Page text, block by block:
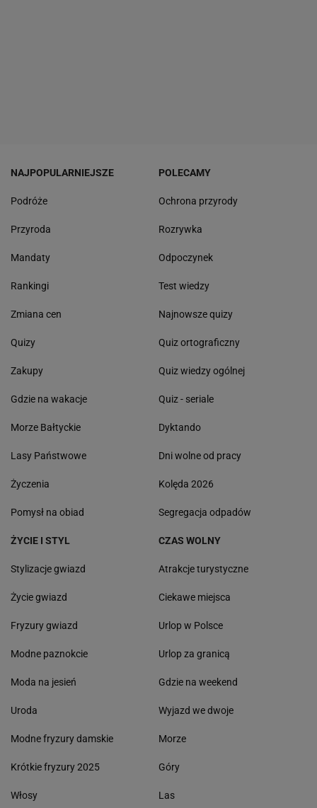
NAJPOPULARNIEJSZE
Podróże
Przyroda
Mandaty
Rankingi
Zmiana cen
Quizy
Zakupy
Gdzie na wakacje
Morze Bałtyckie
Lasy Państwowe
Życzenia
Pomysł na obiad
POLECAMY
Ochrona przyrody
Rozrywka
Odpoczynek
Test wiedzy
Najnowsze quizy
Quiz ortograficzny
Quiz wiedzy ogólnej
Quiz - seriale
Dyktando
Dni wolne od pracy
Kolęda 2026
Segregacja odpadów
ŻYCIE I STYL
Stylizacje gwiazd
Życie gwiazd
Fryzury gwiazd
Modne paznokcie
Moda na jesień
Uroda
Modne fryzury damskie
Krótkie fryzury 2025
Włosy
CZAS WOLNY
Atrakcje turystyczne
Ciekawe miejsca
Urlop w Polsce
Urlop za granicą
Gdzie na weekend
Wyjazd we dwoje
Morze
Góry
Las